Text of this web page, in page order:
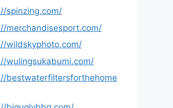
spinzing.com/
merchandisesport.com/
wildskyphoto.com/
wulingsukabumi.com/
bestwaterfiltersforthehome